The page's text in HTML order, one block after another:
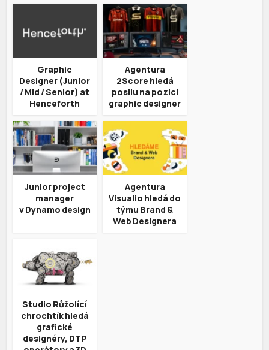
Graphic
Designer (Junior
/ Mid / Senior) at
Henceforth
Agentura
2Score hledá
posilu na pozici
graphic designer
Junior project
manager
v Dynamo design
Agentura
Visualio hledá do
týmu Brand &
Web Designera
Studio Růžolící
chrochtík hledá
grafické
designéry, DTP